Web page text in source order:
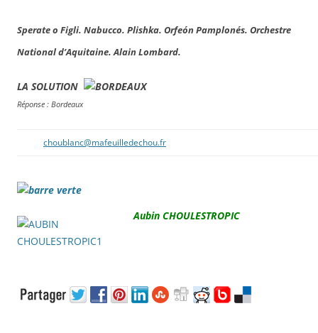
Sperate o Figli. Nabucco. Plishka. Orfeón Pamplonés. Orchestre
National d’Aquitaine. Alain Lombard.
LA SOLUTION
Réponse : Bordeaux
choublanc@mafeuilledechou.fr
.Aubin CHOULESTROPIC